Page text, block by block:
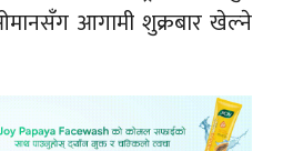
आगामी शुक्रबार खेल्ने